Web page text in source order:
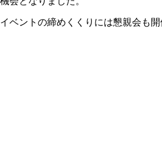
イベントの締めくくりには懇親会も